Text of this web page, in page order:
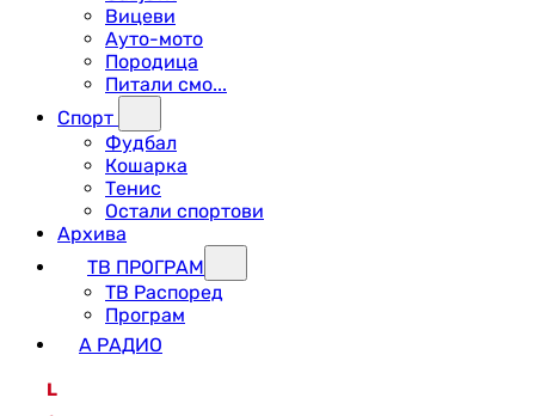
Вицеви
Ауто-мото
Породица
Питали смо...
Спорт
Фудбал
Кошарка
Тенис
Остали спортови
Архива
ТВ ПРОГРАМ
ТВ Распоред
Програм
А РАДИО
L